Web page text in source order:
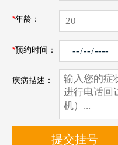
*年龄：
*预约时间：
疾病描述：